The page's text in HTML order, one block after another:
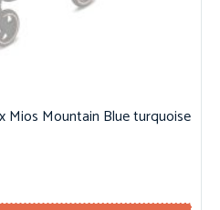
Mios Mountain Blue turquoise